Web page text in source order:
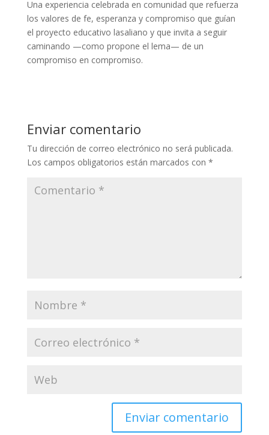
Una experiencia celebrada en comunidad que refuerza
los valores de fe, esperanza y compromiso que guían
el proyecto educativo lasaliano y que invita a seguir
caminando —como propone el lema— de un
compromiso en compromiso.
Enviar comentario
Tu dirección de correo electrónico no será publicada.
Los campos obligatorios están marcados con *